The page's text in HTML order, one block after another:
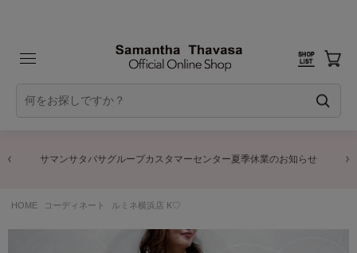
サマンサタバサグループカスタマーセンター夏季休業のお知らせ
HOME コーディネート ルミネ横浜店 K♡